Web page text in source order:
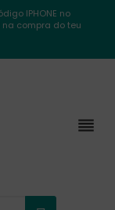
IPHONE no
compra do teu
